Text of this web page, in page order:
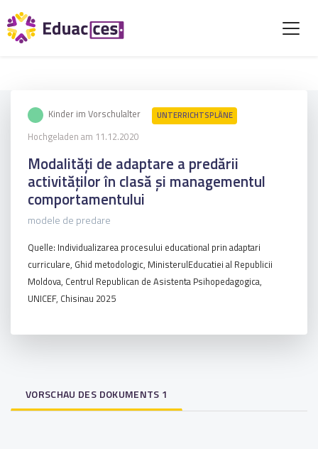
Kinder im Vorschulalter UNTERRICHTSPLÄNE
Hochgeladen am 11.12.2020
Modalități de adaptare a predării
activităților în clasă și managementul
comportamentului
modele de predare
Quelle: Individualizarea procesului educational prin adaptari
curriculare, Ghid metodologic, MinisterulEducatiei al Republicii
Moldova, Centrul Republican de Asistenta Psihopedagogica,
UNICEF, Chisinau 2025
VORSCHAU DES DOKUMENTS 1